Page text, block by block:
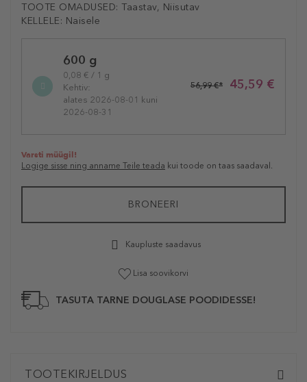
TOOTE OMADUSED: Taastav, Niisutav
KELLELE: Naisele
variation600 g
0,08 € / 1 g
Kehtiv:
alates 2026-08-01 kuni
2026-08-31
45,59 €
56,99 €*
Varsti müügil!
Logige sisse ning anname Teile teada kui toode on taas saadaval.
BRONEERI
Kaupluste saadavus
Lisa soovikorvi
TASUTA TARNE DOUGLASE POODIDESSE!
TOOTEKIRJELDUS